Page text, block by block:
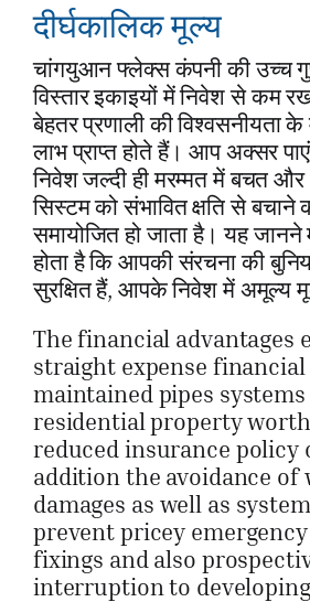
दीर्घकालिक मूल्य
चांगयुआन फ्लेक्स कंपनी की उच्च
विस्तार इकाइयों में निवेश से कम
बेहतर प्रणाली की विश्वसनीयता के
लाभ प्राप्त होते हैं। आप अक्सर
निवेश जल्दी ही मरम्मत में बचत
सिस्टम को संभावित क्षति से
समायोजित हो जाता है। यह
होता है कि आपकी संरचना की
सुरक्षित हैं, आपके निवेश में अमूल्य
The financial advantages
straight expense financial
maintained pipes
residential property
reduced insurance policy
addition the avoidance of
damages as well as
prevent pricey
fixings and also
interruption to